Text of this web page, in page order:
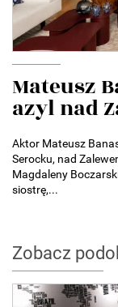
Mateusz
azyl nad
Aktor Mateusz
Serocku, nad
Magdaleny
siostrę,...
Zobacz